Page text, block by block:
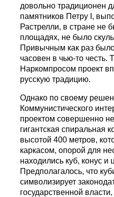
довольно традиционен
памятников Петру I,
Растрелли, в стране не
площадях, не было
Привычным как раз
часовен в чью-то честь.
Наркомпросом проект
русскую традицию.
Однако по своему
Коммунистического
проектом совершенно
гигантская спиральная
высотой 400 метров,
каркасом, опорой для
находились куб, конус и
Предполагалось, что
символизирует
государственной